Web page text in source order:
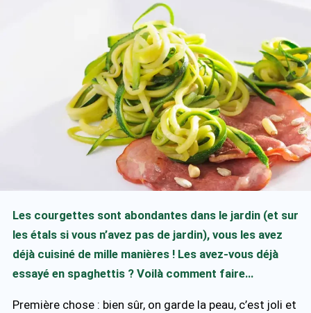
Les courgettes sont abondantes dans le jardin (et sur
les étals si vous n’avez pas de jardin), vous les avez
déjà cuisiné de mille manières ! Les avez-vous déjà
essayé en spaghettis ? Voilà comment faire…
Première chose : bien sûr, on garde la peau, c’est joli et